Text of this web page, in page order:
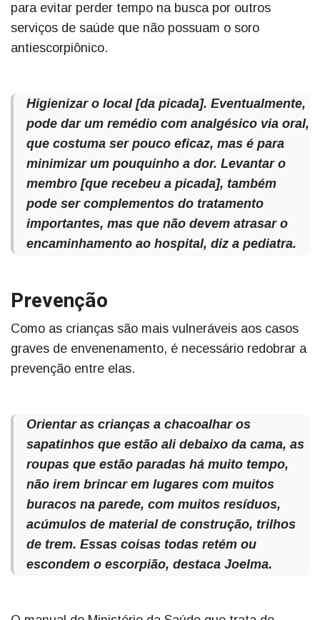
para evitar perder tempo na busca por outros
serviços de saúde que não possuam o soro
antiescorpiônico.
Higienizar o local [da picada]. Eventualmente,
pode dar um remédio com analgésico via oral,
que costuma ser pouco eficaz, mas é para
minimizar um pouquinho a dor. Levantar o
membro [que recebeu a picada], também
pode ser complementos do tratamento
importantes, mas que não devem atrasar o
encaminhamento ao hospital, diz a pediatra.
Prevenção
Como as crianças são mais vulneráveis aos casos
graves de envenenamento, é necessário redobrar a
prevenção entre elas.
Orientar as crianças a chacoalhar os
sapatinhos que estão ali debaixo da cama, as
roupas que estão paradas há muito tempo,
não irem brincar em lugares com muitos
buracos na parede, com muitos resíduos,
acúmulos de material de construção, trilhos
de trem. Essas coisas todas retém ou
escondem o escorpião, destaca Joelma.